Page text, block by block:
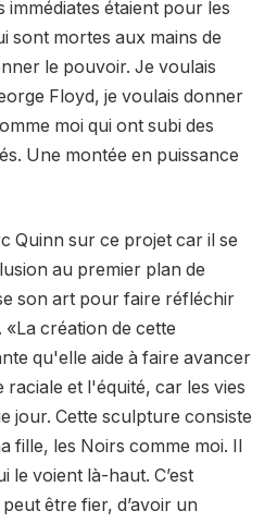
immédiates étaient pour les
sont mortes aux mains de
le pouvoir. Je voulais
Floyd, je voulais donner
moi qui ont subi des
Une montée en puissance
Quinn sur ce projet car il se
au premier plan de
son art pour faire réfléchir
«La création de cette
qu'elle aide à faire avancer
raciale et l'équité, car les vies
jour. Cette sculpture consiste
fille, les Noirs comme moi. Il
le voient là-haut. C’est
être fier, d’avoir un